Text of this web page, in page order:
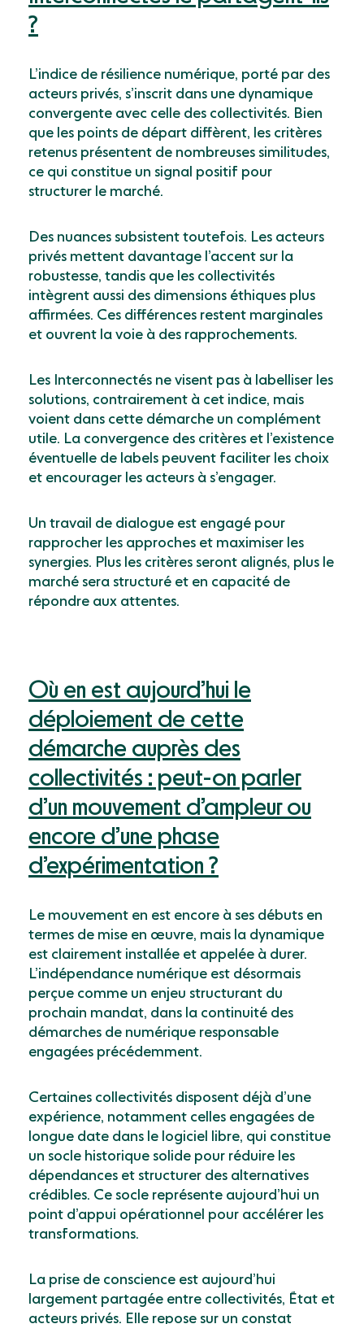
?
L’indice de résilience numérique, porté par des
acteurs privés, s’inscrit dans une dynamique
convergente avec celle des collectivités. Bien
que les points de départ diffèrent, les critères
retenus présentent de nombreuses similitudes,
ce qui constitue un signal positif pour
structurer le marché.
Des nuances subsistent toutefois. Les acteurs
privés mettent davantage l’accent sur la
robustesse, tandis que les collectivités
intègrent aussi des dimensions éthiques plus
affirmées. Ces différences restent marginales
et ouvrent la voie à des rapprochements.
Les Interconnectés ne visent pas à labelliser les
solutions, contrairement à cet indice, mais
voient dans cette démarche un complément
utile. La convergence des critères et l’existence
éventuelle de labels peuvent faciliter les choix
et encourager les acteurs à s’engager.
Un travail de dialogue est engagé pour
rapprocher les approches et maximiser les
synergies. Plus les critères seront alignés, plus le
marché sera structuré et en capacité de
répondre aux attentes.
Où en est aujourd’hui le
déploiement de cette
démarche auprès des
collectivités : peut-on parler
d’un mouvement d’ampleur ou
encore d’une phase
d’expérimentation ?
Le mouvement en est encore à ses débuts en
termes de mise en œuvre, mais la dynamique
est clairement installée et appelée à durer.
L’indépendance numérique est désormais
perçue comme un enjeu structurant du
prochain mandat, dans la continuité des
démarches de numérique responsable
engagées précédemment.
Certaines collectivités disposent déjà d’une
expérience, notamment celles engagées de
longue date dans le logiciel libre, qui constitue
un socle historique solide pour réduire les
dépendances et structurer des alternatives
crédibles. Ce socle représente aujourd’hui un
point d’appui opérationnel pour accélérer les
transformations.
La prise de conscience est aujourd’hui
largement partagée entre collectivités, État et
acteurs privés. Elle repose sur un constat